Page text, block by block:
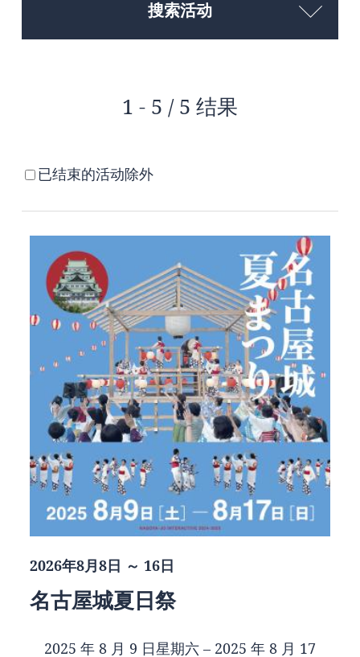
搜索活动
1 - 5 / 5 结果
已结束的活动除外
2026年8月8日 ～ 16日
名古屋城夏日祭
2025 年 8 月 9 日星期六 – 2025 年 8 月 17